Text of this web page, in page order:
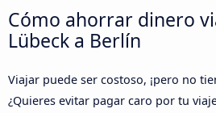
Cómo ahorrar dinero
Lübeck a Berlín
Viajar puede ser costoso, ¡pero no
¿Quieres evitar pagar caro por tu